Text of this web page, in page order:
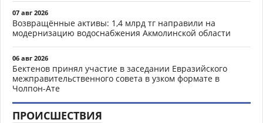
07 авг 2026
Возвращённые активы: 1,4 млрд тг направили на
модернизацию водоснабжения Акмолинской области
06 авг 2026
Бектенов принял участие в заседании Евразийского
межправительственного совета в узком формате в
Чолпон-Ате
ПРОИСШЕСТВИЯ